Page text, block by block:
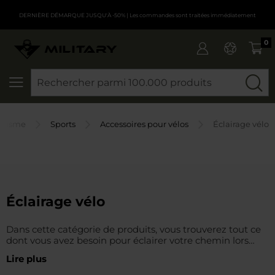
DERNIÈRE DÉMARQUE JUSQU'À -50% | Les commandes sont traitées immédiatement
0
Sports Accessoires pour vélos Éclairage vélo
Éclairage vélo
Dans cette catégorie de produits, vous trouverez tout ce
dont vous avez besoin pour éclairer votre chemin lors
des marques reconnues de lampes à led pour vélo et des
Lire plus